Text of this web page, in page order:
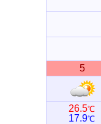
5
26.5℃
17.9℃